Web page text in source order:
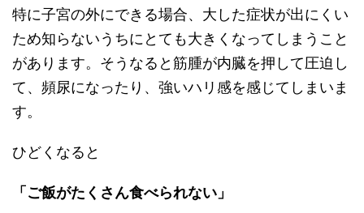
特に子宮の外にできる場合、大した症状が出にくい
ため知らないうちにとても大きくなってしまうこと
があります。そうなると 筋腫が内臓を押して圧迫 し
て 、 頻尿になったり、強いハリ感を感じて しまいま
す。
ひどくなると
「ご飯がたくさん食べられない」